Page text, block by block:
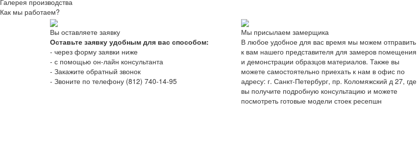
Галерея производства
Как мы работаем?
Вы оставляете заявку
Оставьте заявку удобным для вас способом:
- через форму заявки ниже
- с помощью он-лайн консультанта
- Закажите обратный звонок
- Звоните по телефону (812) 740-14-95
Мы присылаем замерщика
В любое удобное для вас время мы можем отправить
к вам нашего представителя для замеров помещения
и демонстрации образцов материалов. Также вы
можете самостоятельно приехать к нам в офис по
адресу: г. Санкт-Петербург, пр. Коломяжский д 27, где
вы получите подробную консультацию и можете
посмотреть готовые модели стоек ресепшн